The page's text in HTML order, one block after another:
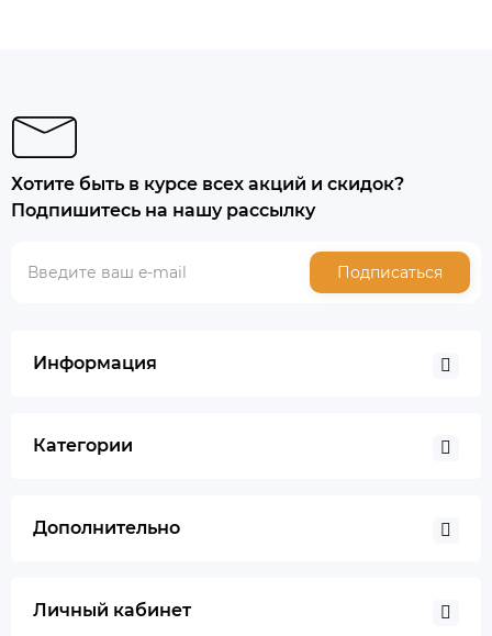
Хотите быть в курсе всех акций и скидок?
Подпишитесь на нашу рассылку
Подписаться
Информация
Категории
Дополнительно
Личный кабинет